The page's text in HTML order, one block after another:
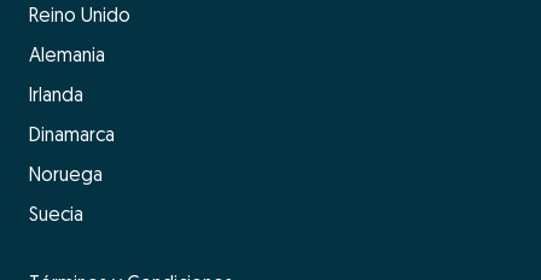
Reino Unido
Alemania
Irlanda
Dinamarca
Noruega
Suecia